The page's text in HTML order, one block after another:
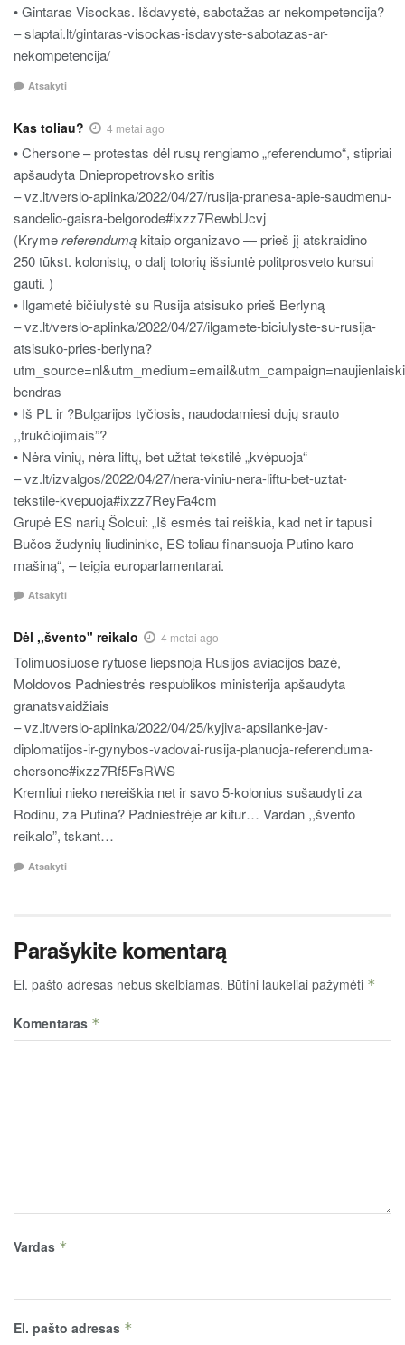
• Gintaras Visockas. Išdavystė, sabotažas ar nekompetencija?
– slaptai.lt/gintaras-visockas-isdavyste-sabotazas-ar-
nekompetencija/
Atsakyti
Kas toliau? 4 metai ago
• Chersone – protestas dėl rusų rengiamo „referendumo“, stipriai
apšaudyta Dniepropetrovsko sritis
– vz.lt/verslo-aplinka/2022/04/27/rusija-pranesa-apie-saudmenu-
sandelio-gaisra-belgorode#ixzz7RewbUcvj
(Krymereferendumąkitaip organizavo — prieš jį atskraidino
250 tūkst. kolonistų, o dalį totorių išsiuntė politprosveto kursui
gauti. )
• Ilgametė bičiulystė su Rusija atsisuko prieš Berlyną
– vz.lt/verslo-aplinka/2022/04/27/ilgamete-biciulyste-su-rusija-
atsisuko-pries-berlyna?
bendras
• Iš PL ir ?Bulgarijos tyčiosis, naudodamiesi dujų srauto
,,trūkčiojimais”?
• Nėra vinių, nėra liftų, bet užtat tekstilė „kvėpuoja“
– vz.lt/izvalgos/2022/04/27/nera-viniu-nera-liftu-bet-uztat-
tekstile-kvepuoja#ixzz7ReyFa4cm
Grupė ES narių Šolcui: „Iš esmės tai reiškia, kad net ir tapusi
Bučos žudynių liudininke, ES toliau finansuoja Putino karo
mašiną“, – teigia europarlamentarai.
Atsakyti
Dėl ,,švento" reikalo 4 metai ago
Tolimuosiuose rytuose liepsnoja Rusijos aviacijos bazė,
Moldovos Padniestrės respublikos ministerija apšaudyta
granatsvaidžiais
– vz.lt/verslo-aplinka/2022/04/25/kyjiva-apsilanke-jav-
diplomatijos-ir-gynybos-vadovai-rusija-planuoja-referenduma-
chersone#ixzz7Rf5FsRWS
Kremliui nieko nereiškia net ir savo 5-kolonius sušaudyti za
Rodinu, za Putina? Padniestrėje ar kitur… Vardan ,,švento
reikalo”, tskant…
Atsakyti
Parašykite komentarą
El. pašto adresas nebus skelbiamas. Būtini laukeliai pažymėti *
Komentaras *
Vardas *
El. pašto adresas *